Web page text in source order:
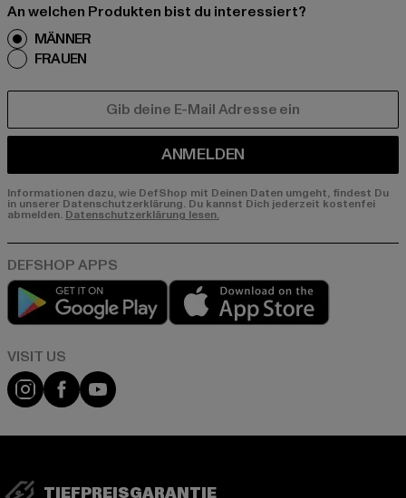
An welchen Produkten bist du interessiert?
MÄNNER
FRAUEN
ANMELDEN
Informationen dazu, wie DefShop mit Deinen Daten umgeht, findest Du
in unserer Datenschutzerklärung. Du kannst Dich jederzeit kostenfei
abmelden. Datenschutzerklärung lesen.
Play market
Visit our Instagram page:
Visit our Facebook page:
Visit our YouTube channel:
TIEFPREISGARANTIE